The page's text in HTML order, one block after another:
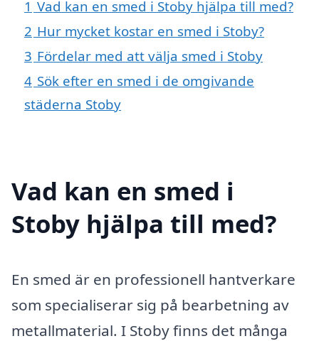
1 Vad kan en smed i Stoby hjälpa till med?
2 Hur mycket kostar en smed i Stoby?
3 Fördelar med att välja smed i Stoby
4 Sök efter en smed i de omgivande
städerna Stoby
Vad kan en smed i
Stoby hjälpa till med?
En smed är en professionell hantverkare
som specialiserar sig på bearbetning av
metallmaterial. I Stoby finns det många